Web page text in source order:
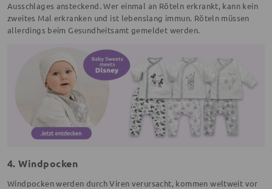
Ausschlages ansteckend. Wer einmal an Röteln erkrankt, kann kein
zweites Mal erkranken und ist lebenslang immun. Röteln müssen
allerdings beim Gesundheitsamt gemeldet werden.
4. Windpocken
Windpocken werden durch Viren verursacht, kommen weltweit vor